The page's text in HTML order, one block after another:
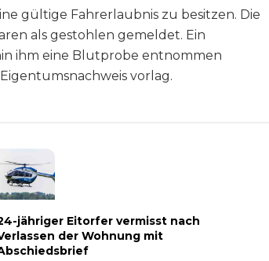
gültige Fahrerlaubnis zu besitzen. Die
als gestohlen gemeldet. Ein
ihm eine Blutprobe entnommen
vorlag.
jähriger Eitorfer vermisst nach
der Wohnung mit